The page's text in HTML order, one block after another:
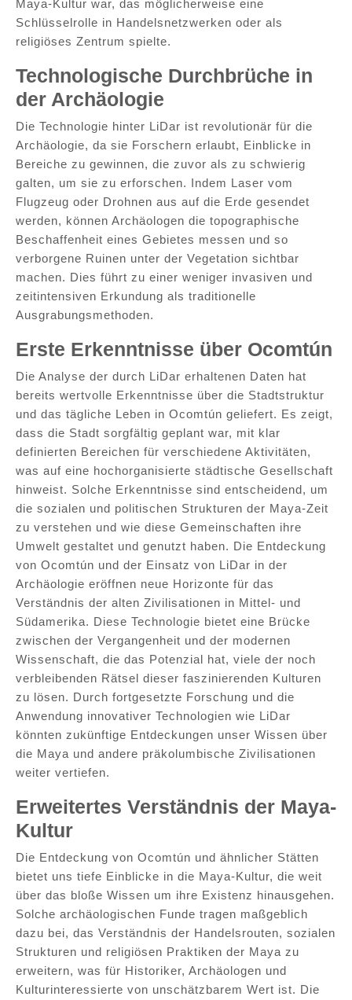
Maya-Kultur war, das möglicherweise eine
Schlüsselrolle in Handelsnetzwerken oder als
religiöses Zentrum spielte.
Technologische Durchbrüche in
der Archäologie
Die Technologie hinter LiDar ist revolutionär für die
Archäologie, da sie Forschern erlaubt, Einblicke in
Bereiche zu gewinnen, die zuvor als zu schwierig
galten, um sie zu erforschen. Indem Laser vom
Flugzeug oder Drohnen aus auf die Erde gesendet
werden, können Archäologen die topographische
Beschaffenheit eines Gebietes messen und so
verborgene Ruinen unter der Vegetation sichtbar
machen. Dies führt zu einer weniger invasiven und
zeitintensiven Erkundung als traditionelle
Ausgrabungsmethoden.
Erste Erkenntnisse über Ocomtún
Die Analyse der durch LiDar erhaltenen Daten hat
bereits wertvolle Erkenntnisse über die Stadtstruktur
und das tägliche Leben in Ocomtún geliefert. Es zeigt,
dass die Stadt sorgfältig geplant war, mit klar
definierten Bereichen für verschiedene Aktivitäten,
was auf eine hochorganisierte städtische Gesellschaft
hinweist. Solche Erkenntnisse sind entscheidend, um
die sozialen und politischen Strukturen der Maya-Zeit
zu verstehen und wie diese Gemeinschaften ihre
Umwelt gestaltet und genutzt haben. Die Entdeckung
von Ocomtún und der Einsatz von LiDar in der
Archäologie eröffnen neue Horizonte für das
Verständnis der alten Zivilisationen in Mittel- und
Südamerika. Diese Technologie bietet eine Brücke
zwischen der Vergangenheit und der modernen
Wissenschaft, die das Potenzial hat, viele der noch
verbleibenden Rätsel dieser faszinierenden Kulturen
zu lösen. Durch fortgesetzte Forschung und die
Anwendung innovativer Technologien wie LiDar
könnten zukünftige Entdeckungen unser Wissen über
die Maya und andere präkolumbische Zivilisationen
weiter vertiefen.
Erweitertes Verständnis der Maya-
Kultur
Die Entdeckung von Ocomtún und ähnlicher Stätten
bietet uns tiefe Einblicke in die Maya-Kultur, die weit
über das bloße Wissen um ihre Existenz hinausgehen.
Solche archäologischen Funde tragen maßgeblich
dazu bei, das Verständnis der Handelsrouten, sozialen
Strukturen und religiösen Praktiken der Maya zu
erweitern, was für Historiker, Archäologen und
Kulturinteressierte von unschätzbarem Wert ist. Die